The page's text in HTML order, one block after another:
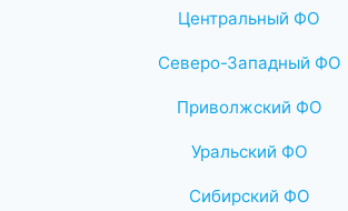
Центральный ФО
Северо-Западный ФО
Приволжский ФО
Уральский ФО
Сибирский ФО